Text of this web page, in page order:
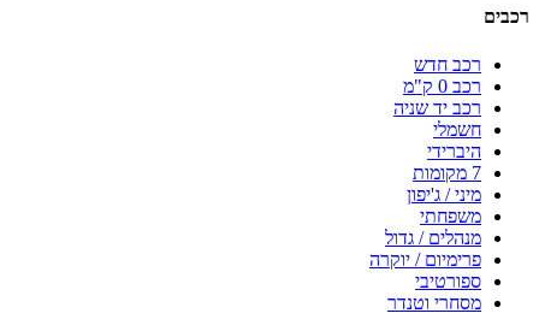
רכבים
רכב חדש
רכב 0 ק"מ
רכב יד שניה
חשמלי
היברידי
7 מקומות
מיני / ג'יפון
משפחתי
מנהלים / גדול
פרימיום / יוקרה
ספורטיבי
מסחרי וטנדר